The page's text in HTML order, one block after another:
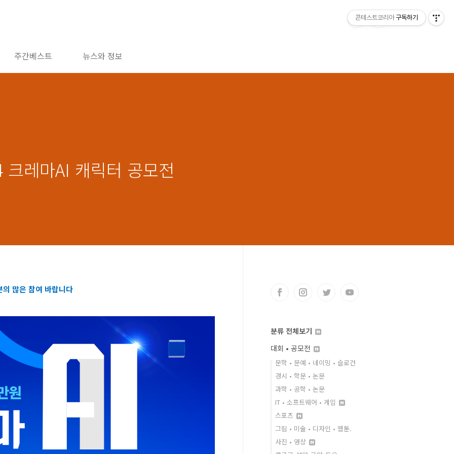
주간베스트 뉴스와 정보
레마AI 캐릭터 공모전
의 많은 참여 바랍니다
분류 전체보기
대회 • 공모전
문학 • 문예 • 네이밍 • 슬로건
경시 • 학문 • 논문
과학 • 공학 • 논문
IT • 소프트웨어 • 게임
스포츠
그림 • 미술 • 디자인 • 웹툰.
사진 • 영상
콘테스트코리아 구독하기